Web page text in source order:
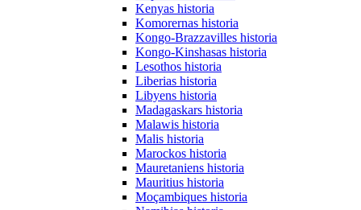
Kenyas historia
Komorernas historia
Kongo-Brazzavilles historia
Kongo-Kinshasas historia
Lesothos historia
Liberias historia
Libyens historia
Madagaskars historia
Malawis historia
Malis historia
Marockos historia
Mauretaniens historia
Mauritius historia
Moçambiques historia